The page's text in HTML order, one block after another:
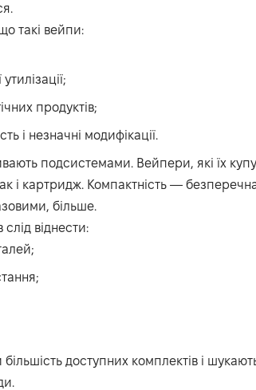
такі вейпи:
продуктів;
і незначні модифікації.
подсистемами. Вейпери, які їх
і картридж. Компактність —
більше.
віднести:
доступних комплектів і шукають